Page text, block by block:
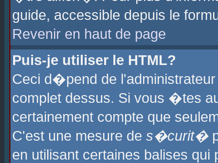
guide, accessible depuis le
Revenir en haut de page
Puis-je utiliser le HTML?
Ceci d�pend de
complet dessus. Si vous �tes
certainement compte que
C'est une mesure de s�curit�
en utilisant certaines balises